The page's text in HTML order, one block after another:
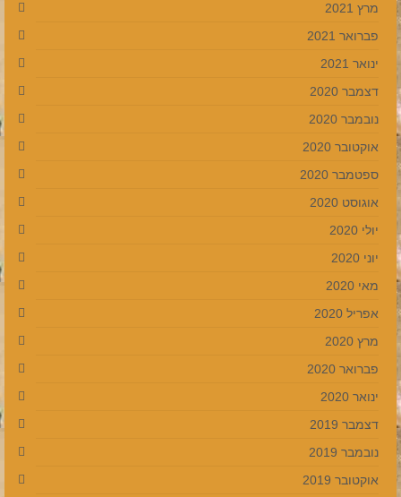
מרץ 2021
פברואר 2021
ינואר 2021
דצמבר 2020
נובמבר 2020
אוקטובר 2020
ספטמבר 2020
אוגוסט 2020
יולי 2020
יוני 2020
מאי 2020
אפריל 2020
מרץ 2020
פברואר 2020
ינואר 2020
דצמבר 2019
נובמבר 2019
אוקטובר 2019